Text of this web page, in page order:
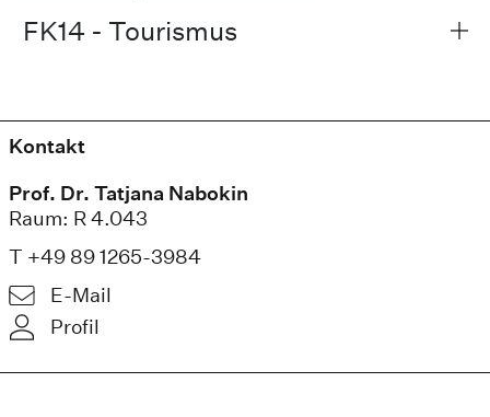
FK14 - Tourismus
Kontakt
Prof. Dr. Tatjana Nabokin
Raum: R 4.043
T +49 89 1265-3984
E-Mail
Profil